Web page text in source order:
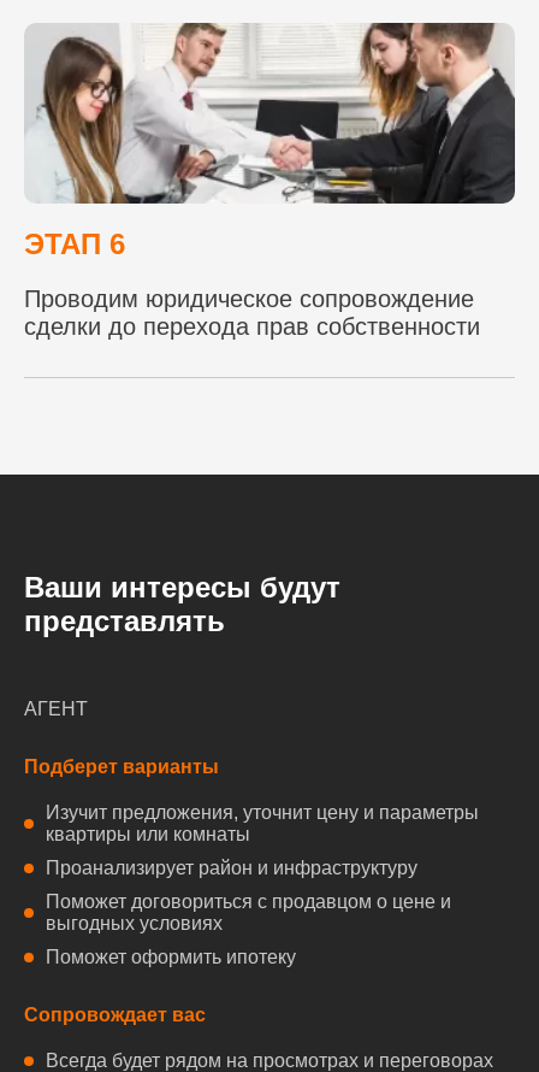
ЭТАП 6
Проводим юридическое сопровождение
сделки до перехода прав собственности
Ваши интересы будут
представлять
АГЕНТ
Подберет варианты
Изучит предложения, уточнит цену и параметры
квартиры или комнаты
Проанализирует район и инфраструктуру
Поможет договориться с продавцом о цене и
выгодных условиях
Поможет оформить ипотеку
Сопровождает вас
Всегда будет рядом на просмотрах и переговорах